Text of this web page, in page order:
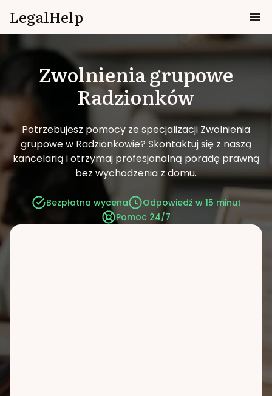
LegalHelp
Zwolnienia grupowe
Radzionków
Potrzebujesz pomocy ze specjalizacji Zwolnienia
grupowe w Radzionkowie? Skontaktuj się z naszą
kancelarią i otrzymaj profesjonalną poradę prawną
bez wychodzenia z domu.
Bezpłatna wycena
Odpowiedź w 15 minut
Pomoc 24/7